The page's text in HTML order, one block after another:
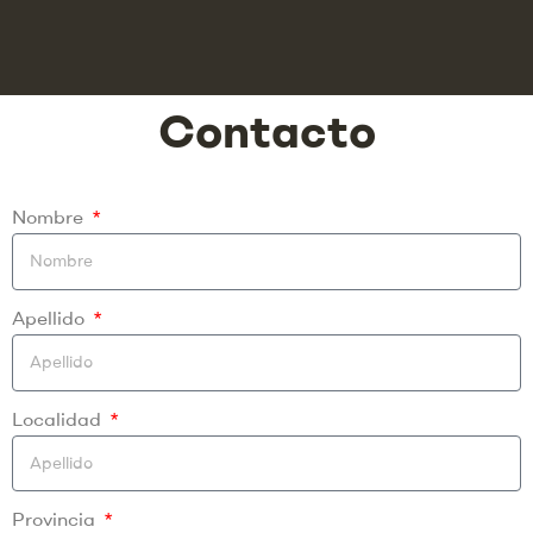
Contacto
Nombre
Apellido
Localidad
Provincia